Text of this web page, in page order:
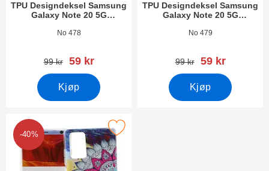
TPU Designdeksel Samsung
Galaxy Note 20 5G
Varenummer 37398
No 478
gammel pris
99 kr ny pris
59 kr
Kjøp
TPU Designdeksel Samsung
Galaxy Note 20 5G
Varenummer 37397
No 479
gammel pris
99 kr ny pris
59 kr
Kjøp
-40%
Samsung Galaxy Note 20 5G (N981B/DS) som